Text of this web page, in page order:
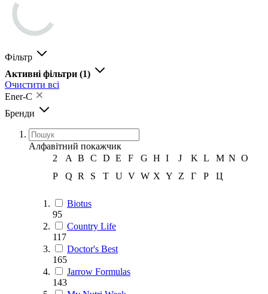
Фільтр
Активні фільтри (1)
Очистити всі
Ener-C
Бренди
Алфавітний покажчик
2
A B C D E F G H I J K L M N O
P
Q R S T U V W X Y Z Г Р Ц
Biotus
95
Country Life
117
Doctor's Best
165
Jarrow Formulas
143